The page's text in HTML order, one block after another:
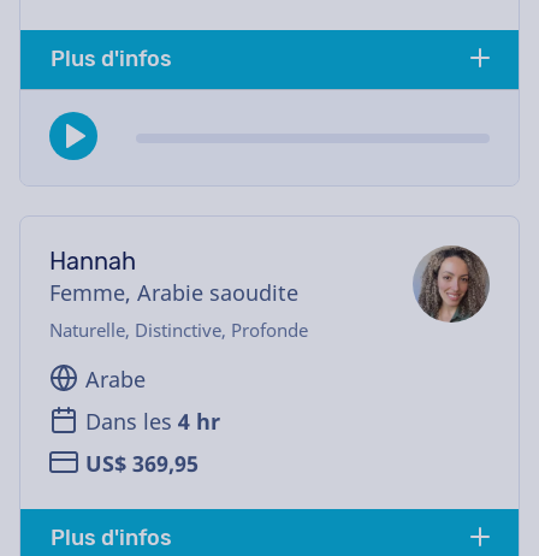
Plus d'infos
Hannah
Femme, Arabie saoudite
Naturelle, Distinctive, Profonde
Arabe
Dans les 4 hr
US$ 369,95
Plus d'infos